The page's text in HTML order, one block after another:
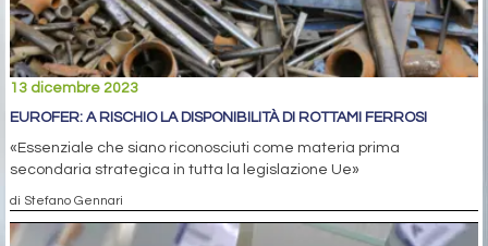
13 dicembre 2023
EUROFER: A RISCHIO LA DISPONIBILITÀ DI ROTTAMI FERROSI
«Essenziale che siano riconosciuti come materia prima
secondaria strategica in tutta la legislazione Ue»
di Stefano Gennari